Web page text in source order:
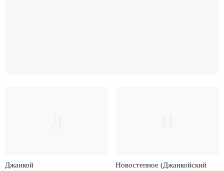
Джанкой
Новостепное (Джанкойский